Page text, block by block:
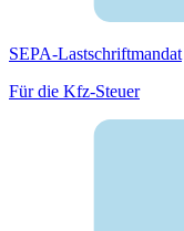
SEPA-Lastschriftmandat
Für die Kfz-Steuer